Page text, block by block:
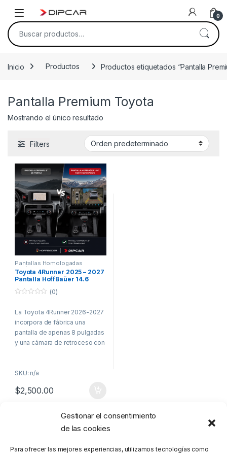
Gestionar el consentimiento
de las cookies
Para ofrecer las mejores experiencias, utilizamos tecnologías como
0
Buscar por:
Inicio Productos Productos etiquetados “Pantalla
Pantalla Premium Toyota
Mostrando el único resultado
Filters
Pantallas Homologadas
Vehículos Comerciales, Toyota
Toyota 4Runner 2025 – 2027
Pantalla HoffBaüer 14.6
Pulgadas Android Auto &
Apple CarPlay
o
f
5
(0)
La Toyota 4Runner 2026-2027
incorpora de fábrica una
pantalla de apenas 8 pulgadas
y una cámara de retroceso con
de la experiencia tecnológica
categoría merece.
Pantalla
transformarás completamente
disfrutando de una interfaz
SKU: n/a
$2,500.00
Mostrando el único resultado